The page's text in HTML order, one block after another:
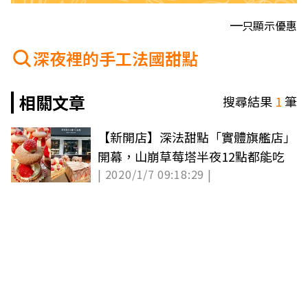
只顯示優惠
深夜裡的手工法國甜點
相關文章
搜尋結果 1筆
【新開店】深法甜點「實體旗艦店」
開幕，山崩草莓塔半夜12點都能吃
| 2020/1/7 09:18:29 |